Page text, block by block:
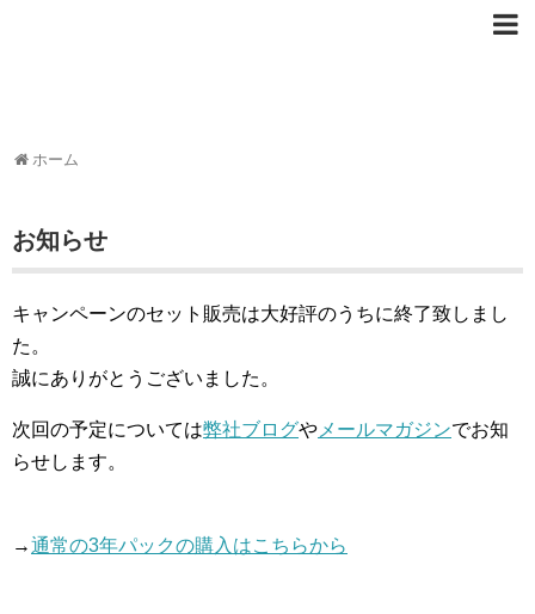
ホーム
お知らせ
キャンペーンのセット販売は大好評のうちに終了致しまし
た。
誠にありがとうございました。
次回の予定については弊社ブログや メールマガジンでお知
らせします。
→通常の3年パックの購入はこちらから